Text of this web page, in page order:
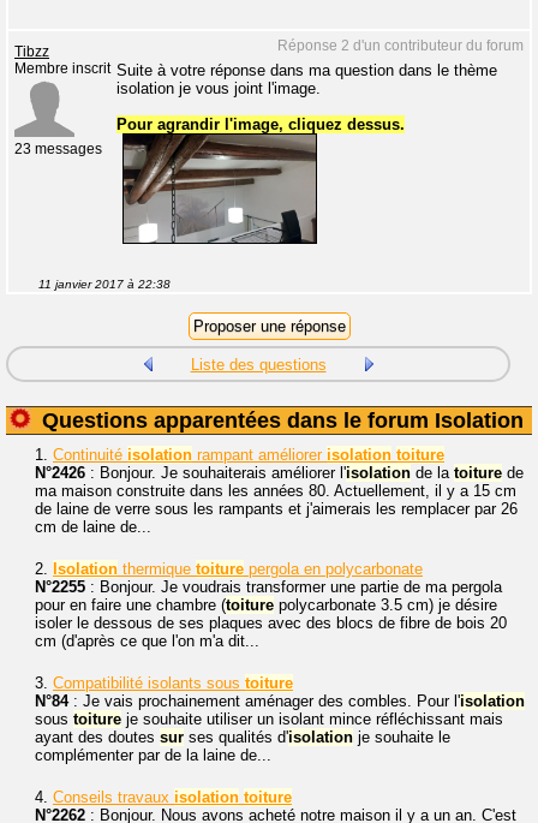
Réponse 2 d'un contributeur du forum
Tibzz
Membre inscrit
23 messages
Suite à votre réponse dans ma question dans le thème
isolation je vous joint l'image.
Pour agrandir l'image, cliquez dessus.
11 janvier 2017 à 22:38
Liste des questions
Questions apparentées dans le forum Isolation
1. Continuité isolation rampant améliorer isolation toiture
N°2426 : Bonjour. Je souhaiterais améliorer l'isolation de la toiture de
ma maison construite dans les années 80. Actuellement, il y a 15 cm
de laine de verre sous les rampants et j'aimerais les remplacer par 26
cm de laine de...
2. Isolation thermique toiture pergola en polycarbonate
N°2255 : Bonjour. Je voudrais transformer une partie de ma pergola
pour en faire une chambre (toiture polycarbonate 3.5 cm) je désire
isoler le dessous de ses plaques avec des blocs de fibre de bois 20
cm (d'après ce que l'on m'a dit...
3. Compatibilité isolants sous toiture
N°84: Je vais prochainement aménager des combles. Pour l'isolation
sous toiture je souhaite utiliser un isolant mince réfléchissant mais
ayant des doutes sur ses qualités d'isolation je souhaite le
complémenter par de la laine de...
4. Conseils travaux isolation toiture
N°2262 : Bonjour. Nous avons acheté notre maison il y a un an. C'est